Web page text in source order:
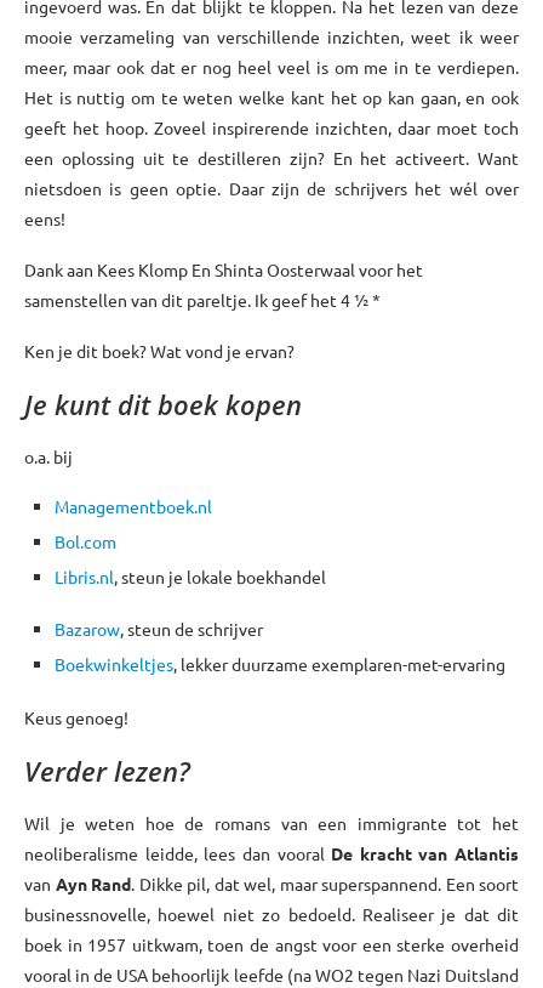
ingevoerd was. En dat blijkt te kloppen. Na het lezen van deze
mooie verzameling van verschillende inzichten, weet ik weer
meer, maar ook dat er nog heel veel is om me in te verdiepen.
Het is nuttig om te weten welke kant het op kan gaan, en ook
geeft het hoop. Zoveel inspirerende inzichten, daar moet toch
een oplossing uit te destilleren zijn? En het activeert. Want
nietsdoen is geen optie. Daar zijn de schrijvers het wél over
eens!
Dank aan Kees Klomp En Shinta Oosterwaal voor het
samenstellen van dit pareltje. Ik geef het 4 ½ *
Ken je dit boek? Wat vond je ervan?
Je kunt dit boek kopen
o.a. bij
Managementboek.nl
Bol.com
Libris.nl, steun je lokale boekhandel
Bazarow, steun de schrijver
Boekwinkeltjes, lekker duurzame exemplaren-met-ervaring
Keus genoeg!
Verder lezen?
Wil je weten hoe de romans van een immigrante tot het
neoliberalisme leidde, lees dan vooral De kracht van Atlantis
van Ayn Rand. Dikke pil, dat wel, maar superspannend. Een soort
businessnovelle, hoewel niet zo bedoeld. Realiseer je dat dit
boek in 1957 uitkwam, toen de angst voor een sterke overheid
vooral in de USA behoorlijk leefde (na WO2 tegen Nazi Duitsland